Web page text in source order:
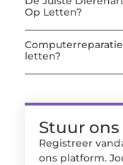
Op Letten?
letten?
Stuur
Registreer
ons platform.